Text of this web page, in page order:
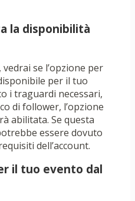
la disponibilità
, vedrai se l’opzione per
per il tuo
i traguardi necessari,
di follower, l’opzione
abilitata. Se questa
essere dovuto
dell’account.
il tuo evento dal